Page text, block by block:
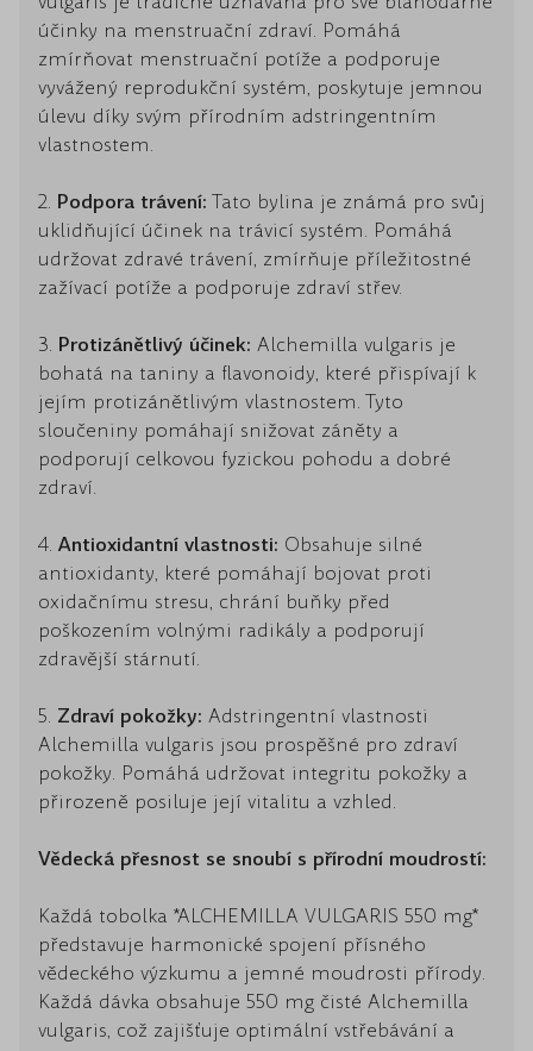
účinky na menstruační zdraví. Pomáhá
zmírňovat menstruační potíže a podporuje
vyvážený reprodukční systém, poskytuje jemnou
úlevu díky svým přírodním adstringentním
vlastnostem.
2. Podpora trávení: Tato bylina je známá pro svůj
uklidňující účinek na trávicí systém. Pomáhá
udržovat zdravé trávení, zmírňuje příležitostné
zažívací potíže a podporuje zdraví střev.
3. Protizánětlivý účinek: Alchemilla vulgaris je
bohatá na taniny a flavonoidy, které přispívají k
jejím protizánětlivým vlastnostem. Tyto
sloučeniny pomáhají snižovat záněty a
podporují celkovou fyzickou pohodu a dobré
zdraví.
4. Antioxidantní vlastnosti: Obsahuje silné
antioxidanty, které pomáhají bojovat proti
oxidačnímu stresu, chrání buňky před
poškozením volnými radikály a podporují
zdravější stárnutí.
5. Zdraví pokožky: Adstringentní vlastnosti
Alchemilla vulgaris jsou prospěšné pro zdraví
pokožky. Pomáhá udržovat integritu pokožky a
přirozeně posiluje její vitalitu a vzhled.
Vědecká přesnost se snoubí s přírodní moudrostí:
Každá tobolka *ALCHEMILLA VULGARIS 550 mg*
představuje harmonické spojení přísného
vědeckého výzkumu a jemné moudrosti přírody.
Každá dávka obsahuje 550 mg čisté Alchemilla
vulgaris, což zajišťuje optimální vstřebávání a